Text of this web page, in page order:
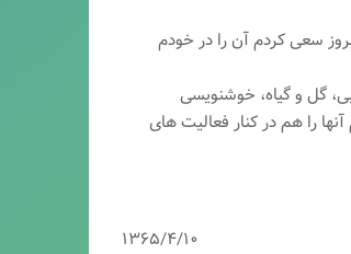
سعی کردم آن را در خودم
گل و گیاه، خوشنویسی
را هم در کنار فعالیت های
۱۳۶۵/۴/۱۰